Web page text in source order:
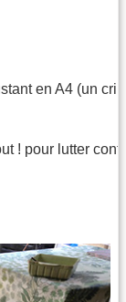
en A4 (un
! pour lutter